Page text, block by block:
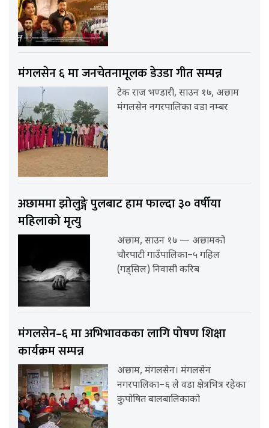
मंगलसेन ६ मा जनचेतनामूलक डेउडा गीत सम्पन्न
टेक राज भण्डारी, साउन १७, अछाम
मंगलसेन नगरपालिका वडा नम्बर
अछाममा झोलुङ्गे पुलबाट हाम फाल्दा ३० वर्षीया
महिलाको मृत्यु
अछाम, साउन १७ — अछामको
चौरपाटी गाउँपालिका–५ गहिल
(गड्सिल) निवासी करिब
मंगलसेन–६ मा अभिभावकका लागि पोषण शिक्षा
कार्यक्रम सम्पन्न
अछाम, मंगलसेन। मंगलसेन
नगरपालिका–६ ले वडा क्षेत्रभित्र रहेका
कुपोषित बालबालिकाको